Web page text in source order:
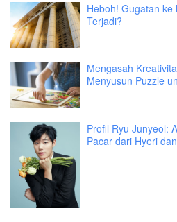
Heboh! Gugatan ke
Terjadi?
Mengasah
Menyusun Puzzle
Profil Ryu Junyeol:
Pacar dari Hyeri